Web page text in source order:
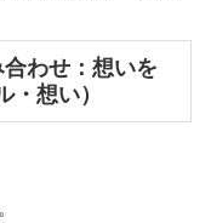
わせ：想いを
想い）